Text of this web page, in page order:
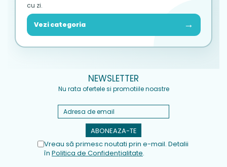
cu zi.
Vezi categoria →
NEWSLETTER
Nu rata ofertele si promotiile noastre
Vreau să primesc noutati prin e-mail. Detalii
în Politica de Confidențialitate.